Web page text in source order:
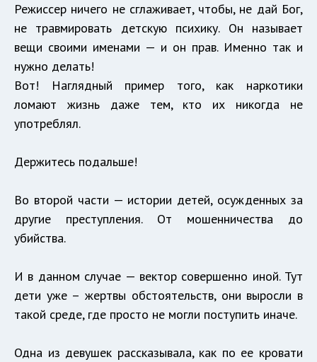
Режиссер ничего не сглаживает, чтобы, не дай Бог,
не травмировать детскую психику. Он называет
вещи своими именами — и он прав. Именно так и
нужно делать!
Вот! Наглядный пример того, как наркотики
ломают жизнь даже тем, кто их никогда не
употреблял.
Держитесь подальше!
Во второй части — истории детей, осужденных за
другие преступления. От мошенничества до
убийства.
И в данном случае — вектор совершенно иной. Тут
дети уже – жертвы обстоятельств, они выросли в
такой среде, где просто не могли поступить иначе.
Одна из девушек рассказывала, как по ее кровати